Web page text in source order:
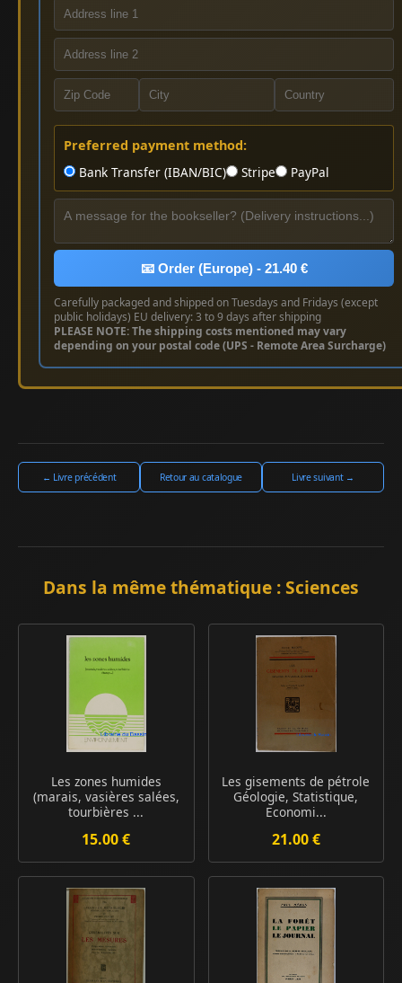
Preferred payment method:
Bank Transfer (IBAN/BIC)
Stripe PayPal
📧 Order (Europe) - 21.40 €
Carefully packaged and shipped on Tuesdays and Fridays (except
public holidays) EU delivery: 3 to 9 days after shipping
PLEASE NOTE: The shipping costs mentioned may vary
depending on your postal code (UPS - Remote Area Surcharge)
← Livre précédent Retour au catalogue Livre suivant →
Dans la même thématique : Sciences
Les zones humides
(marais, vasières salées,
tourbières ...
15.00 €
Les gisements de pétrole
Géologie, Statistique,
Economi...
21.00 €